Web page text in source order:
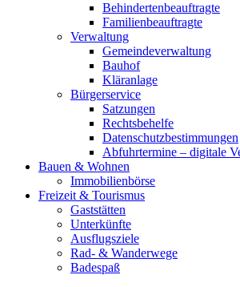
Behindertenbeauftragte
Familienbeauftragte
Verwaltung
Gemeindeverwaltung
Bauhof
Kläranlage
Bürgerservice
Satzungen
Rechtsbehelfe
Datenschutzbestimmungen
Abfuhrtermine – digitale
Bauen & Wohnen
Immobilienbörse
Freizeit & Tourismus
Gaststätten
Unterkünfte
Ausflugsziele
Rad- & Wanderwege
Badespaß